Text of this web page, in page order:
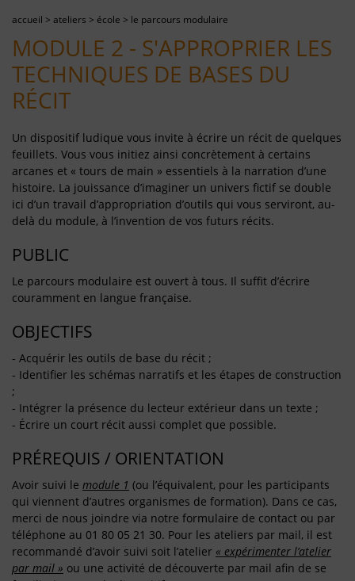
accueil > ateliers > école > le parcours modulaire
MODULE 2 - S'APPROPRIER LES
TECHNIQUES DE BASES DU
RÉCIT
Un dispositif ludique vous invite à écrire un récit de quelques
feuillets. Vous vous initiez ainsi concrètement à certains
arcanes et « tours de main » essentiels à la narration d’une
histoire. La jouissance d’imaginer un univers fictif se double
ici d’un travail d’appropriation d’outils qui vous serviront, au-
delà du module, à l’invention de vos futurs récits.
PUBLIC
Le parcours modulaire est ouvert à tous. Il suffit d’écrire
couramment en langue française.
OBJECTIFS
- Acquérir les outils de base du récit ;
- Identifier les schémas narratifs et les étapes de construction
;
- Intégrer la présence du lecteur extérieur dans un texte ;
- Écrire un court récit aussi complet que possible.
PRÉREQUIS / ORIENTATION
Avoir suivi le module 1 (ou l’équivalent, pour les participants
qui viennent d’autres organismes de formation). Dans ce cas,
merci de nous joindre via notre formulaire de contact ou par
téléphone au 01 80 05 21 30. Pour les ateliers par mail, il est
recommandé d’avoir suivi soit l’atelier « expérimenter l’atelier
par mail » ou une activité de découverte par mail afin de se